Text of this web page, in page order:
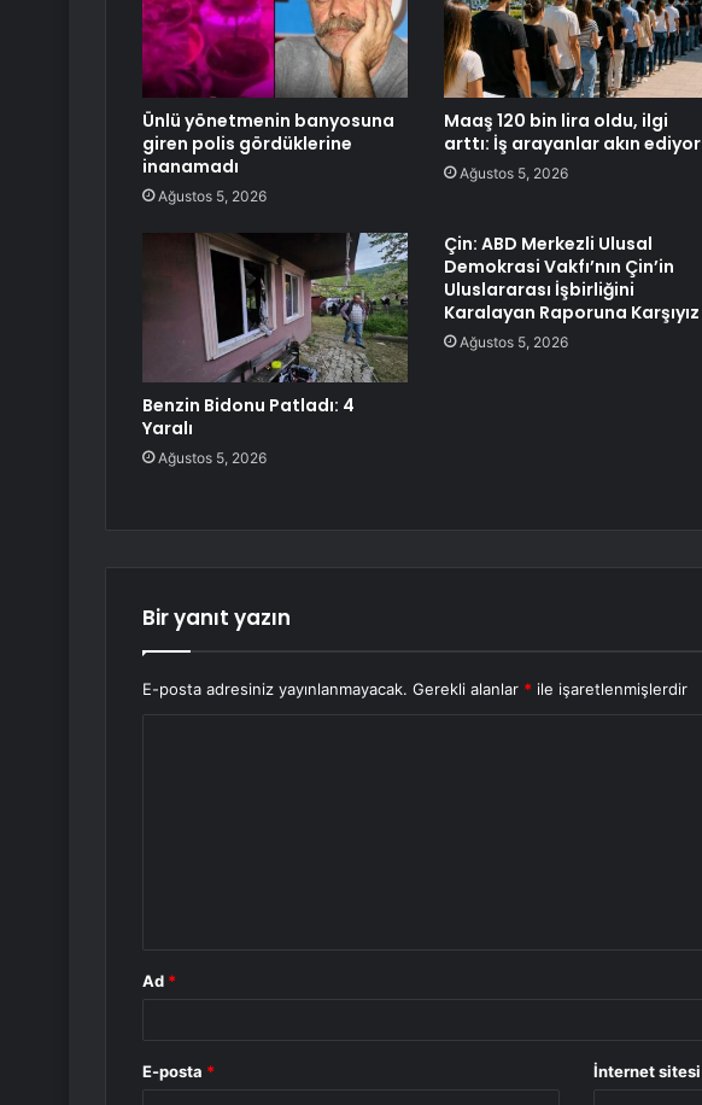
Ünlü yönetmenin banyosuna
giren polis gördüklerine
inanamadı
Ağustos 5, 2026
Maaş 120 bin lira oldu, ilgi
arttı: İş arayanlar akın ediyor
Ağustos 5, 2026
Benzin Bidonu Patladı: 4
Yaralı
Ağustos 5, 2026
Çin: ABD Merkezli Ulusal
Demokrasi Vakfı’nın Çin’in
Uluslararası İşbirliğini
Karalayan Raporuna Karşıyız
Ağustos 5, 2026
Bir yanıt yazın
E-posta adresiniz yayınlanmayacak. Gerekli alanlar * ile işaretlenmişlerdir
Ad *
E-posta * İnternet sitesi